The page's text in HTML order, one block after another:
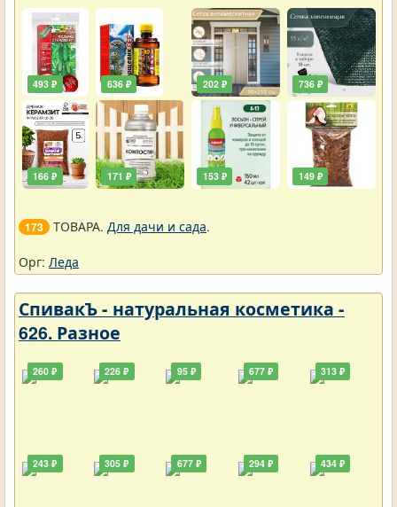
493 ₽
166 ₽
636 ₽
171 ₽
202 ₽
153 ₽
736 ₽
149 ₽
173 ТОВАРА. Для дачи и сада.
Орг: Леда
СпивакЪ - натуральная косметика -
626. Разное
260 ₽
243 ₽
226 ₽
305 ₽
95 ₽
677 ₽
677 ₽
294 ₽
313 ₽
434 ₽